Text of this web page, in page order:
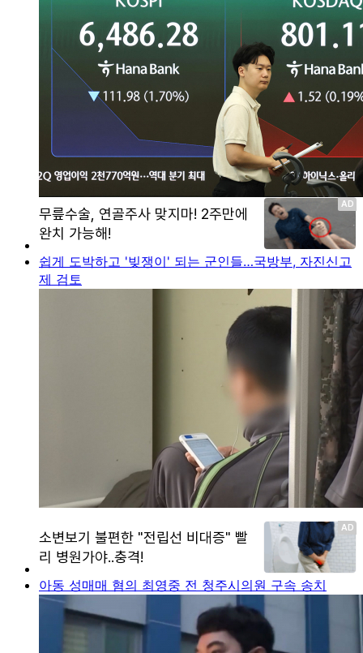
쉽게 도박하고 '빚쟁이' 되는 군인들…국방부, 자진신고
제 검토
아동 성매매 혐의 최영중 전 청주시의원 구속 송치